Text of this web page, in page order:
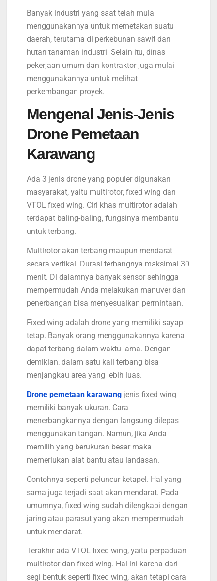
Banyak industri yang saat telah mulai
menggunakannya untuk memetakan suatu
daerah, terutama di perkebunan sawit dan
hutan tanaman industri. Selain itu, dinas
pekerjaan umum dan kontraktor juga mulai
menggunakannya untuk melihat
perkembangan proyek.
Mengenal Jenis-Jenis
Drone Pemetaan
Karawang
Ada 3 jenis drone yang populer digunakan
masyarakat, yaitu multirotor, fixed wing dan
VTOL fixed wing. Ciri khas multirotor adalah
terdapat baling-baling, fungsinya membantu
untuk terbang.
Multirotor akan terbang maupun mendarat
secara vertikal. Durasi terbangnya maksimal 30
menit. Di dalamnya banyak sensor sehingga
mempermudah Anda melakukan manuver dan
penerbangan bisa menyesuaikan permintaan.
Fixed wing adalah drone yang memiliki sayap
tetap. Banyak orang menggunakannya karena
dapat terbang dalam waktu lama. Dengan
demikian, dalam satu kali terbang bisa
menjangkau area yang lebih luas.
Drone pemetaan karawang jenis fixed wing
memiliki banyak ukuran. Cara
menerbangkannya dengan langsung dilepas
menggunakan tangan. Namun, jika Anda
memilih yang berukuran besar maka
memerlukan alat bantu atau landasan.
Contohnya seperti peluncur ketapel. Hal yang
sama juga terjadi saat akan mendarat. Pada
umumnya, fixed wing sudah dilengkapi dengan
jaring atau parasut yang akan mempermudah
untuk mendarat.
Terakhir ada VTOL fixed wing, yaitu perpaduan
multirotor dan fixed wing. Hal ini karena dari
segi bentuk seperti fixed wing, akan tetapi cara